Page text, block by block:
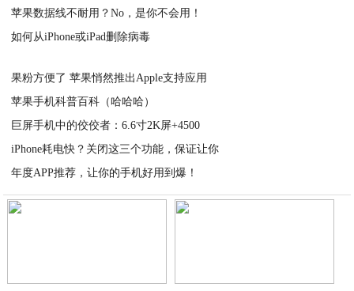
苹果数据线不耐用？No，是你不会用！
如何从iPhone或iPad删除病毒
果粉方便了 苹果悄然推出Apple支持应用
苹果手机科普百科（哈哈哈）
巨屏手机中的佼佼者：6.6寸2K屏+4500
iPhone耗电快？关闭这三个功能，保证让你
年度APP推荐，让你的手机好用到爆！
2020-06-15